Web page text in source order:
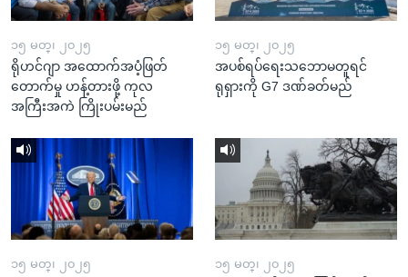
၁၅ မတ္၊ ၂၀၂၅
ရိုဟင်ဂျာ အထောက်အပံ့ဖြတ်
တောက်မှု ဟန့်တားဖို့ ကုလ
အကြီးအကဲ ကြိုးပမ်းမည်
၁၅ မတ္၊ ၂၀၂၅
အပစ်ရပ်ရေးသဘောမတူရင်
ရုရှားကို G7 ဒဏ်ခတ်မည်
၁၅ မတ္၊ ၂၀၂၅ ၁၅ မတ္၊ ၂၀၂၅